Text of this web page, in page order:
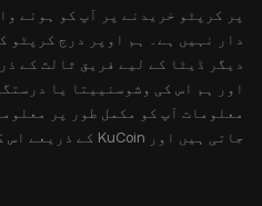
پر کرپٹو خریدنے پر آپ کو ہونے
دار نہیں ہے۔ ہم اوپر درج کرپٹو
دیگر ڈیٹا کے لیے فریق ثالث کے
اور ہم اس کی وشوسنییتا یا
معلومات آپ کو مکمل طور پر
جاتی ہیں اور KuCoin کے ذریعے اس کی تصدیق نہیں کی جاتی ہے۔